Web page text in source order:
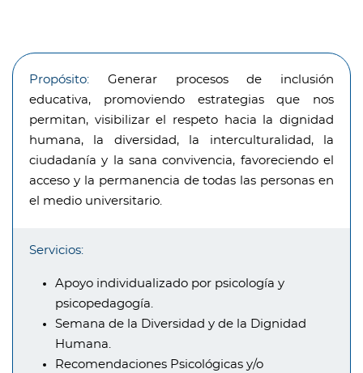
Propósito: Generar procesos de inclusión
educativa, promoviendo estrategias que nos
permitan, visibilizar el respeto hacia la dignidad
humana, la diversidad, la interculturalidad, la
ciudadanía y la sana convivencia, favoreciendo el
acceso y la permanencia de todas las personas en
el medio universitario.
Servicios:
Apoyo individualizado por psicología y
psicopedagogía.
Semana de la Diversidad y de la Dignidad
Humana.
Recomendaciones Psicológicas y/o